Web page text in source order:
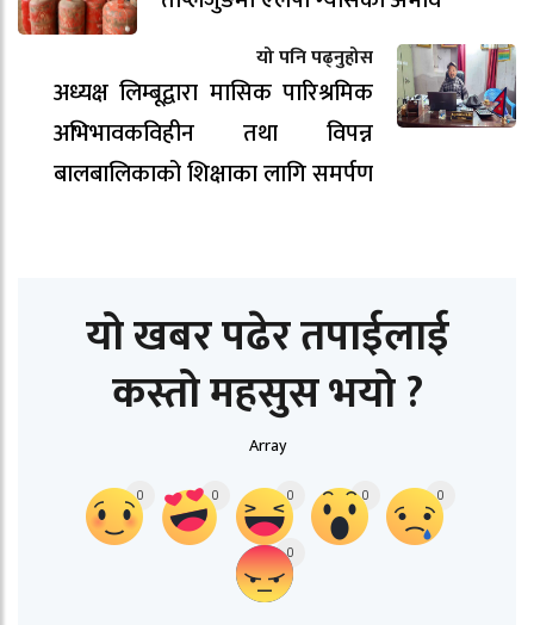
यो पनि पढ्नुहोस
अध्यक्ष लिम्बूद्वारा मासिक पारिश्रमिक
अभिभावकविहीन तथा विपन्न
बालबालिकाको शिक्षाका लागि समर्पण
यो खबर पढेर तपाईलाई
कस्तो महसुस भयो ?
Array
0 0 0 0 0
0